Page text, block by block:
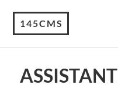
145CMS
ASSISTANT